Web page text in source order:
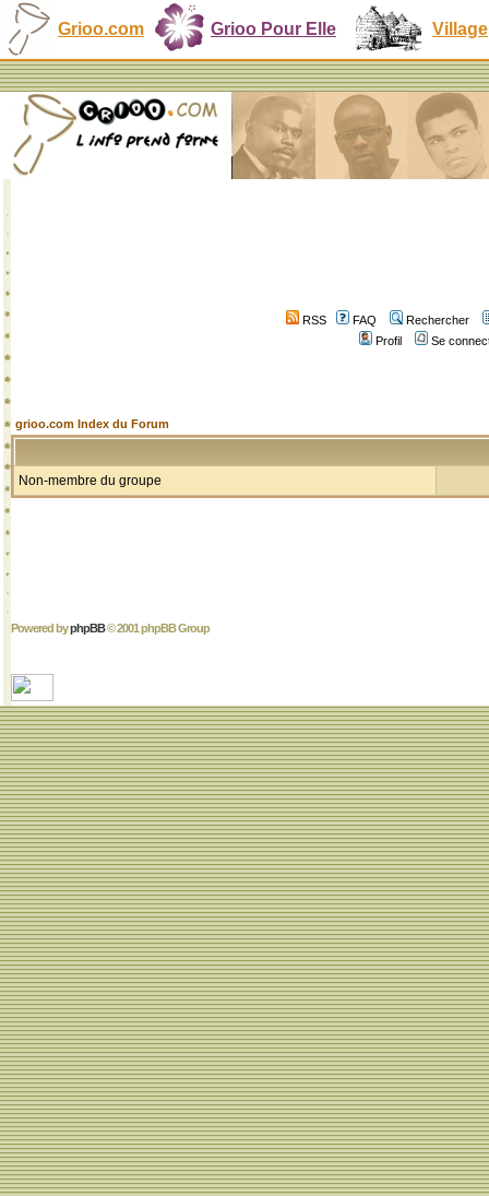
Grioo.com Grioo Pour Elle Village
RSS FAQ
Rechercher
Profil
Se
grioo.com Index du Forum
Non-membre du groupe
Powered byphpBB© 2001 phpBB Group